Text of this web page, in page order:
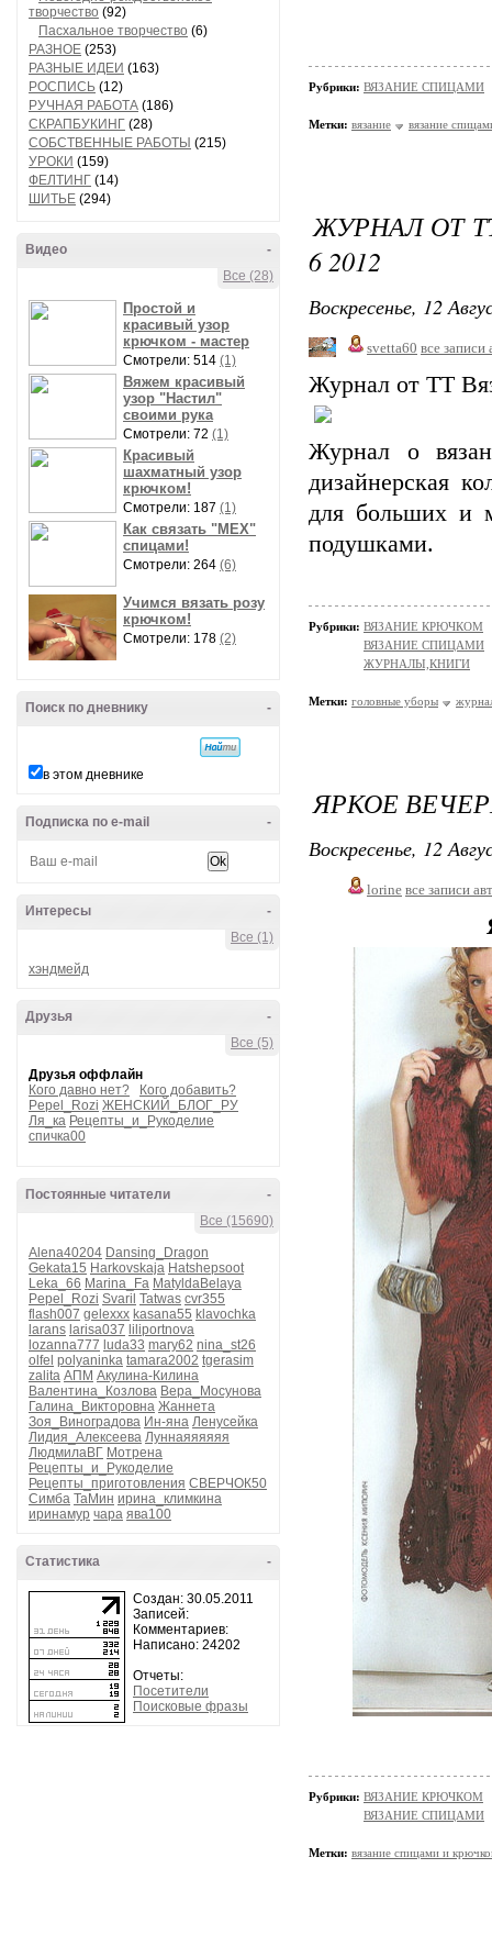
творчество (92)
Пасхальное творчество (6)
РАЗНОЕ (253)
РАЗНЫЕ ИДЕИ (163)
РОСПИСЬ (12)
РУЧНАЯ РАБОТА (186)
СКРАПБУКИНГ (28)
СОБСТВЕННЫЕ РАБОТЫ (215)
УРОКИ (159)
ФЕЛТИНГ (14)
ШИТЬЕ (294)
-
Видео
Все (28)
Простой и
красивый узор
крючком - мастер
Смотрели: 514 (1)
Вяжем красивый
узор "Настил"
своими рука
Смотрели: 72 (1)
Красивый
шахматный узор
крючком!
Смотрели: 187 (1)
Как связать "МЕХ"
спицами!
Смотрели: 264 (6)
Учимся вязать розу
крючком!
Смотрели: 178 (2)
-
Поиск по дневнику
в этом дневнике
-
Подписка по e-mail
-
Интересы
Все (1)
хэндмейд
-
Друзья
Все (5)
Друзья оффлайн
Кого давно нет?
Кого добавить?
Pepel_Rozi ЖЕНСКИЙ_БЛОГ_РУ
Ля_ка Рецепты_и_Рукоделие
спичка00
-
Постоянные читатели
Все (15690)
Alena40204 Dansing_Dragon
Gekata15 Harkovskaja Hatshepsoot
Leka_66 Marina_Fa MatyldaBelaya
Pepel_Rozi Svaril Tatwas cvr355
flash007 gelexxx kasana55 klavochka
larans larisa037 liliportnova
lozanna777 luda33 mary62 nina_st26
olfel polyaninka tamara2002 tgerasim
zalita АПМ Акулина-Килина
Валентина_Козлова Вера_Мосунова
Галина_Викторовна Жаннета
Зоя_Виноградова Ин-яна Ленусейка
Лидия_Алексеева Луннаяяяяяя
ЛюдмилаВГ Мотрена
Рецепты_и_Рукоделие
Рецепты_приготовления СВЕРЧОК50
Симба ТаМин ирина_климкина
иринамур чара ява100
-
Статистика
Создан: 30.05.2011
Записей:
Комментариев:
Написано: 24202
Отчеты:
Посетители
Поисковые фразы
Рубрики: ВЯЗАНИЕ СПИЦАМИ
Метки: вязание вязание
ЖУРНАЛ ОТ
6 2012
Воскресенье, 12
svetta60 все записи
Журнал от ТТ
Журнал о
дизайнерская
для больших и
подушками.
Рубрики: ВЯЗАНИЕ КРЮЧКОМ
ВЯЗАНИЕ СПИЦАМИ
ЖУРНАЛЫ,КНИГИ
Метки: головные уборы
ЯРКОЕ
Воскресенье, 12
lorine все записи
Рубрики: ВЯЗАНИЕ КРЮЧКОМ
ВЯЗАНИЕ СПИЦАМИ
Метки: вязание спицами и